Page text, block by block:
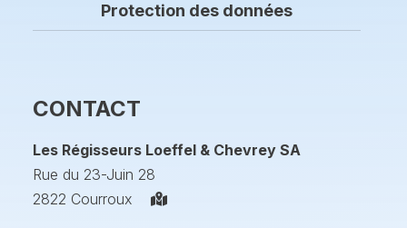
Protection des données
CONTACT
Les Régisseurs Loeffel & Chevrey SA
Rue du 23-Juin 28
2822 Courroux